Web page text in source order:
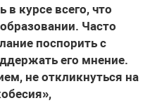
курсе всего, что
Часто
поспорить с
его мнение.
не откликнуться на